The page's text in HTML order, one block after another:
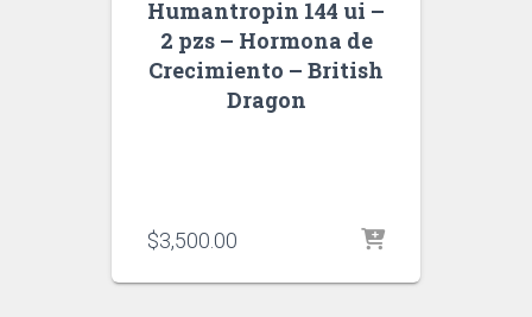
Humantropin 144 ui –
2 pzs – Hormona de
Crecimiento – British
Dragon
$3,500.00